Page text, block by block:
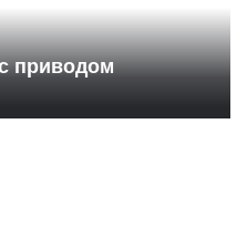
приводом